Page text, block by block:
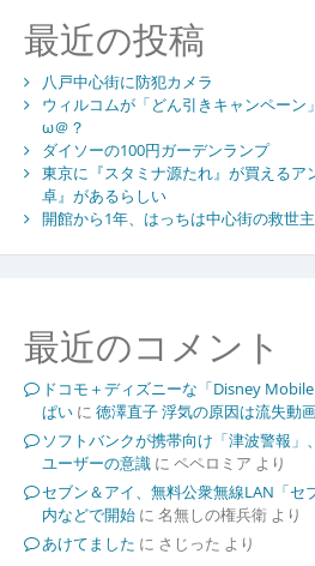
最近の投稿
八戸中心街に防犯カメラ
ウィルコムが「どん引きキャンペー
ω＠？
ダイソーの100円ガーデンランプ
東京に『スタミナ源たれ』が買えるア
卓』があるらしい
開館から1年、はっちは中心街の救世
最近のコメント
ドコモ＋ディズニーな「Disney
ぱいに 徳澤直子 浮気の原因は流失動
ソフトバンクが携帯向け「津波警報
ユーザーの意識に ペペロミア より
セブン＆アイ、無料公衆無線LAN「セ
内などで開始に 名無しの権兵衛より
あけてました に さじった より